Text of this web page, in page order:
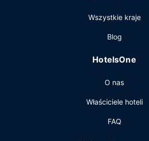
Wszystkie kraje
Blog
HotelsOne
O nas
Właściciele hoteli
FAQ